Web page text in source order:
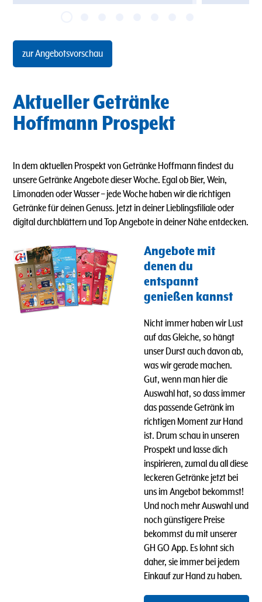
zur Angebotsvorschau
Aktueller Getränke
Hoffmann Prospekt
In dem aktuellen Prospekt von Getränke Hoffmann findest du
unsere Getränke Angebote dieser Woche. Egal ob Bier, Wein,
Limonaden oder Wasser–jede Woche haben wir die richtigen
Getränke für deinen Genuss. Jetzt in deiner Lieblingsfiliale oder
digital durchblättern und Top Angebote in deiner Nähe entdecken.
Angebote mit
denen du
entspannt
genießen kannst
Nicht immer haben wir Lust
auf das Gleiche, so hängt
unser Durst auch davon ab,
was wir gerade machen.
Gut, wenn man hier die
Auswahl hat, so dass immer
das passende Getränk im
richtigen Moment zur Hand
ist. Drum schau in unseren
Prospekt und lasse dich
inspirieren, zumal du all diese
leckeren Getränke jetzt bei
uns im Angebot bekommst!
Und noch mehr Auswahl und
noch günstigere Preise
bekommst du mit unserer
GH GO App. Es lohnt sich
daher, sie immer bei jedem
Einkauf zur Hand zu haben.